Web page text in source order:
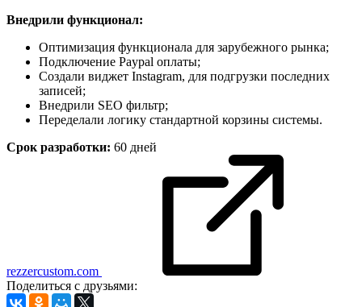
Внедрили функционал:
Оптимизация функционала для зарубежного рынка;
Подключение Paypal оплаты;
Создали виджет Instagram, для подгрузки последних
записей;
Внедрили SEO фильтр;
Переделали логику стандартной корзины системы.
Срок разработки: 60 дней
rezzercustom.com
Поделиться с друзьями: